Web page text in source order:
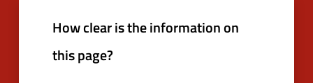
How clear is the information on
this page?